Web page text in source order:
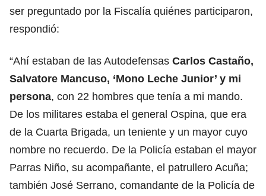
ser preguntado por la Fiscalía quiénes participaron,
respondió:
“Ahí estaban de las Autodefensas Carlos Castaño,
Salvatore Mancuso, ‘Mono Leche Junior’ y mi
persona, con 22 hombres que tenía a mi mando.
De los militares estaba el general Ospina, que era
de la Cuarta Brigada, un teniente y un mayor cuyo
nombre no recuerdo. De la Policía estaban el mayor
Parras Niño, su acompañante, el patrullero Acuña;
también José Serrano, comandante de la Policía de